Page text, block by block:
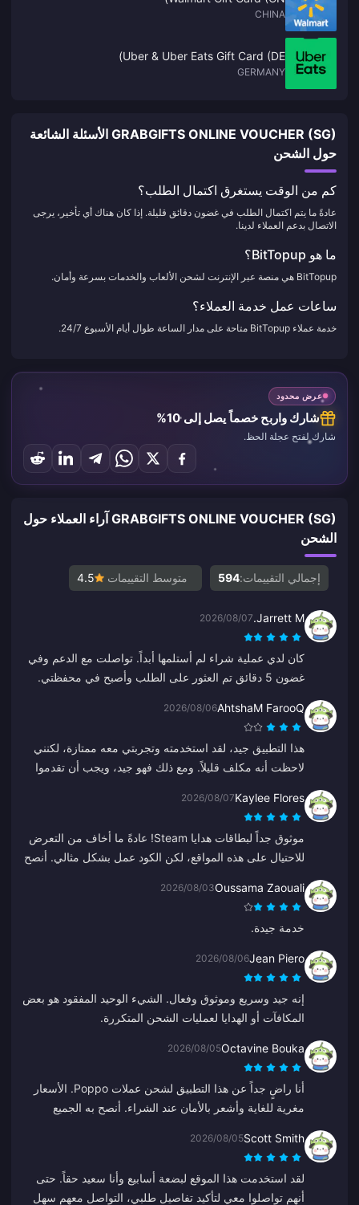
CHINA
Uber & Uber Eats Gift Card (DE)
GERMANY
GRABGIFTS ONLINE VOUCHER (SG) الأسئلة الشائعة
حول الشحن
كم من الوقت يستغرق اكتمال الطلب؟
عادةً ما يتم اكتمال الطلب في غضون دقائق قليلة. إذا كان هناك أي تأخير، يرجى
الاتصال بدعم العملاء لدينا.
ما هو BitTopup؟
BitTopup هي منصة عبر الإنترنت لشحن الألعاب والخدمات بسرعة وأمان.
ساعات عمل خدمة العملاء؟
خدمة عملاء BitTopup متاحة على مدار الساعة طوال أيام الأسبوع 24/7.
عرض محدود
شارك واربح خصماً يصل إلى 10%
شارك لفتح عجلة الحظ.
GRABGIFTS ONLINE VOUCHER (SG) آراء العملاء حول
الشحن
إجمالي التقييمات:594 متوسط التقييمات 4.5
Jarrett M.
2026/08/07
كان لدي عملية شراء لم أستلمها أبداً. تواصلت مع الدعم وفي
غضون 5 دقائق تم العثور على الطلب وأصبح في محفظتي.
AhtshaM FarooQ
2026/08/06
هذا التطبيق جيد، لقد استخدمته وتجربتي معه ممتازة، لكنني
لاحظت أنه مكلف قليلاً. ومع ذلك فهو جيد، ويجب أن تقدموا
Kaylee Flores
2026/08/07
موثوق جداً لبطاقات هدايا Steam! عادةً ما أخاف من التعرض
للاحتيال على هذه المواقع، لكن الكود عمل بشكل مثالي. أنصح
Oussama Zaouali
2026/08/03
خدمة جيدة.
Jean Piero
2026/08/06
إنه جيد وسريع وموثوق وفعال. الشيء الوحيد المفقود هو بعض
المكافآت أو الهدايا لعمليات الشحن المتكررة.
Octavine Bouka
2026/08/05
أنا راضٍ جداً عن هذا التطبيق لشحن عملات Poppo. الأسعار
مغرية للغاية وأشعر بالأمان عند الشراء. أنصح به الجميع
Scott Smith
2026/08/05
لقد استخدمت هذا الموقع لبضعة أسابيع وأنا سعيد حقاً. حتى
أنهم تواصلوا معي لتأكيد تفاصيل طلبي، التواصل معهم سهل